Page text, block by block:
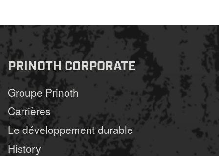
PRINOTH CORPORATE
Groupe Prinoth
Carrières
Le développement durable
History